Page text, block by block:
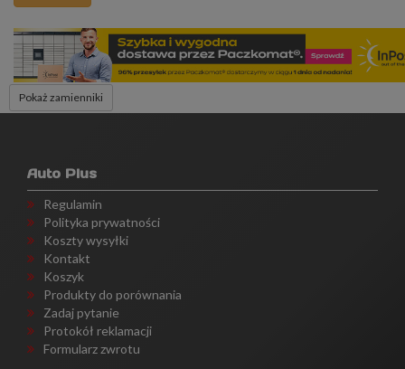
Pokaż zamienniki
Auto Plus
Regulamin
Polityka prywatności
Koszty wysyłki
Kontakt
Koszyk
Produkty do porównania
Zadaj pytanie
Protokół reklamacji
Formularz zwrotu